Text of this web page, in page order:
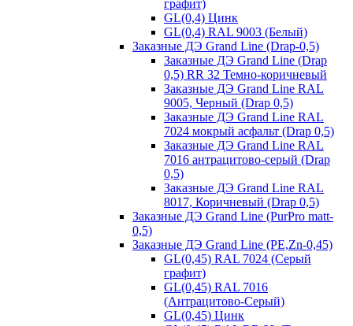
графит)
GL(0,4) Цинк
GL(0,4) RAL 9003 (Белый)
Заказные ДЭ Grand Line (Drap-0,5)
Заказные ДЭ Grand Line (Drap
0,5) RR 32 Темно-коричневый
Заказные ДЭ Grand Line RAL
9005, Черный (Drap 0,5)
Заказные ДЭ Grand Line RAL
7024 мокрый асфальт (Drap 0,5)
Заказные ДЭ Grand Line RAL
7016 антрацитово-серый (Drap
0,5)
Заказные ДЭ Grand Line RAL
8017, Коричневый (Drap 0,5)
Заказные ДЭ Grand Line (PurPro matt-
0,5)
Заказные ДЭ Grand Line (PE,Zn-0,45)
GL(0,45) RAL 7024 (Серый
графит)
GL(0,45) RAL 7016
(Антрацитово-Серый)
GL(0,45) Цинк